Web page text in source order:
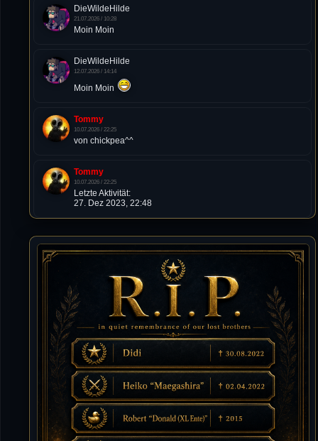
DieWildeHilde
21.07.2026 / 10:28
Moin Moin
DieWildeHilde
12.07.2026 / 14:14
Moin Moin
Tommy
10.07.2026 / 22:25
von chickpea^^
Tommy
10.07.2026 / 22:25
Letzte Aktivität:
27. Dez 2023, 22:48
DieWildeHilde
10.07.2026 / 12:48
Happy Birthday Chickpea
DieWildeHilde
10.07.2026 / 10:08
Hallo meine Lieben!
Isimiyaki
10.07.2026 / 00:34
Alles gute chickpea
Mojochilla
02.07.2026 / 15:53
Was geht aaaaaaaaaaaab